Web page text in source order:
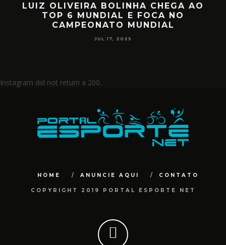
LUIZ OLIVEIRA BOLINHA CHEGA AO
TOP 6 MUNDIAL E FOCA NO
CAMPEONATO MUNDIAL
JUL 17, 2025
Instagram did not return a 200.
HOME ANUNCIE AQUI CONTATO
COPYRIGHT 2019 PORTAL ESPORTE NET